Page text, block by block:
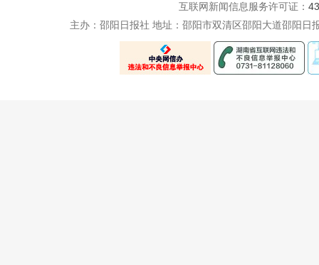
互联网新闻信息服务许可证：
主办：邵阳日报社 地址：邵阳市双清区邵阳大道邵阳